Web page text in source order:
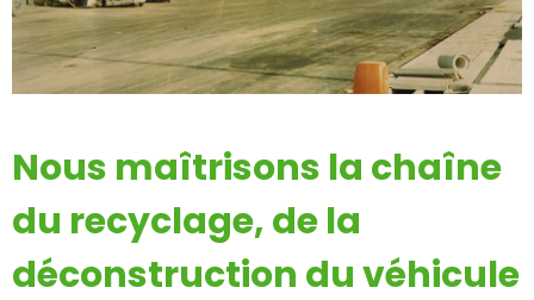
Nous maîtrisons la chaîne
du recyclage, de la
déconstruction du véhicule